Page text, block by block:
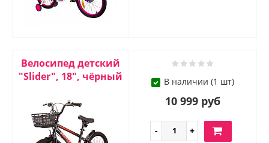
Велосипед детский
"Slider", 18", чёрный
В наличии (1 шт)
10 999 руб